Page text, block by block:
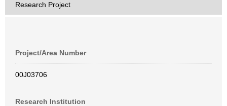
Research Project
Project/Area Number
00J03706
Research Institution